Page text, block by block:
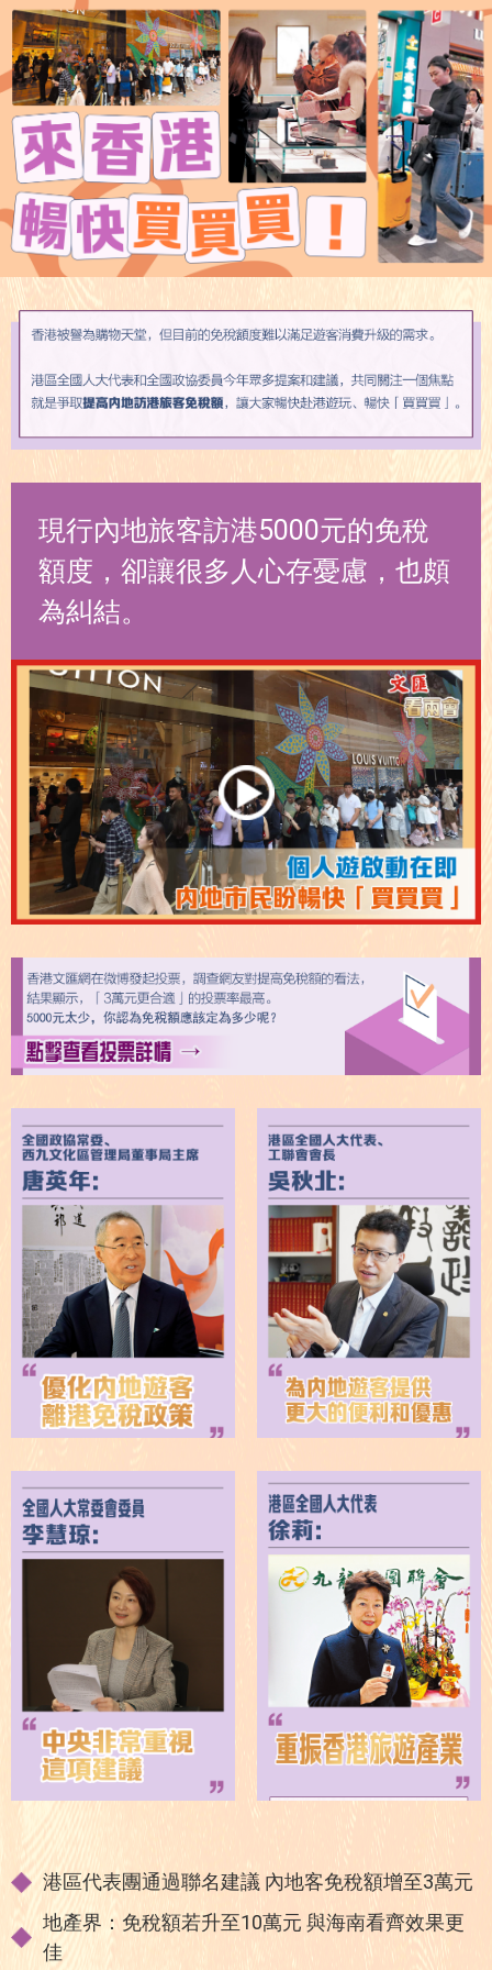
現行內地旅客訪港5000元的免稅
額度，卻讓很多人心存憂慮，也頗
為糾結。
港區代表團通過聯名建議 內地客免稅額增至3萬元
地產界：免稅額若升至10萬元 與海南看齊效果更
佳